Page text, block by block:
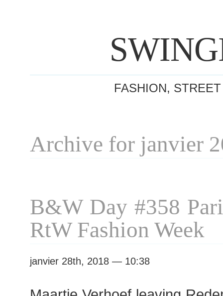
FASHION,
Archive for janvier
B&W Day #358
RtW Fashion Week
janvier 28th, 2018 — 10:38